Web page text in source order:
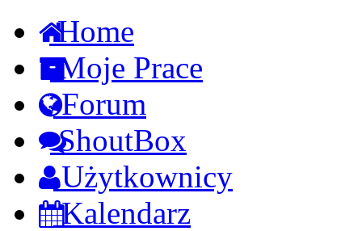
Home
Moje Prace
Forum
ShoutBox
Użytkownicy
Kalendarz